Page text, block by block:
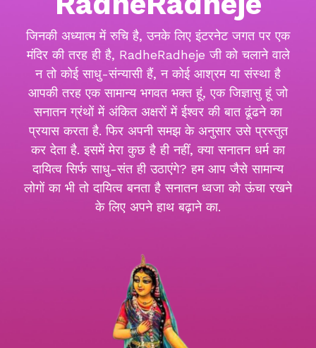
जिनकी अध्यात्म में रुचि है, उनके लिए इंटरनेट जगत पर एक
मंदिर की तरह ही है, RadheRadheje जी को चलाने वाले
न तो कोई साधु-संन्यासी हैं, न कोई आश्रम या संस्था है
आपकी तरह एक सामान्य भगवत भक्त हूं, एक जिज्ञासु हूं जो
सनातन ग्रंथों में अंकित अक्षरों में ईश्वर की बात ढूंढने का
प्रयास करता है. फिर अपनी समझ के अनुसार उसे प्रस्तुत
कर देता है. इसमें मेरा कुछ है ही नहीं, क्या सनातन धर्म का
दायित्व सिर्फ साधु-संत ही उठाएंगे? हम आप जैसे सामान्य
लोगों का भी तो दायित्व बनता है सनातन ध्वजा को ऊंचा रखने
के लिए अपने हाथ बढ़ाने का.